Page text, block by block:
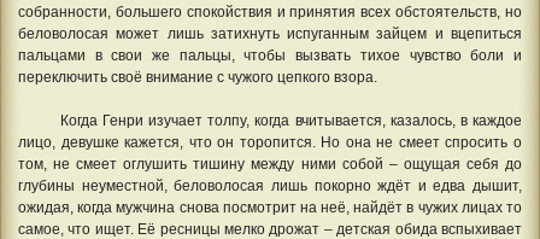
собранности, большего спокойствия и принятия всех обстоятельств, но
беловолосая может лишь затихнуть испуганным зайцем и вцепиться
пальцами в свои же пальцы, чтобы вызвать тихое чувство боли и
переключить своё внимание с чужого цепкого взора.
Когда Генри изучает толпу, когда вчитывается, казалось, в каждое
лицо, девушке кажется, что он торопится. Но она не смеет спросить о
том, не смеет оглушить тишину между ними собой – ощущая себя до
глубины неуместной, беловолосая лишь покорно ждёт и едва дышит,
ожидая, когда мужчина снова посмотрит на неё, найдёт в чужих лицах то
самое, что ищет. Её ресницы мелко дрожат – детская обида вспыхивает